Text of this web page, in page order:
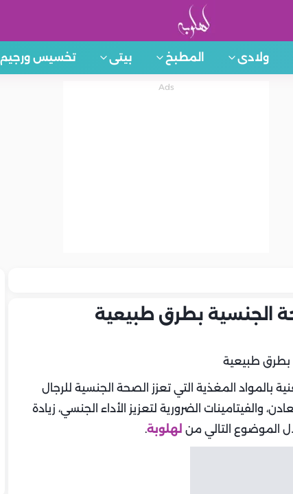
ولادى المطبخ بيتى تخسيس ورجيم
الجنسية بطرق طبيعية
بالمواد المغذية التي تعزز الصحة الجنسية للرجال
والفيتامينات الضرورية لتعزيز الأداء الجنسي، زيادة
الموضوع التالي من لهلوبة.